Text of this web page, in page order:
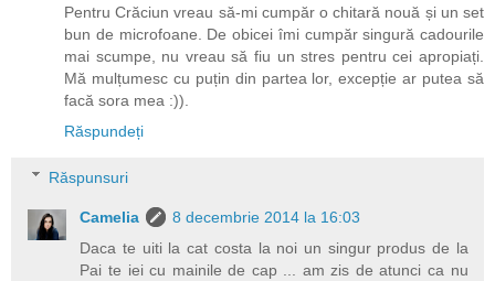
Pentru Crăciun vreau să-mi cumpăr o chitară nouă și un set
bun de microfoane. De obicei îmi cumpăr singură cadourile
mai scumpe, nu vreau să fiu un stres pentru cei apropiați.
Mă mulțumesc cu puțin din partea lor, excepție ar putea să
facă sora mea :)).
Răspundeți
Răspunsuri
Camelia
8 decembrie 2014 la 16:03
Daca te uiti la cat costa la noi un singur produs de la
Pai te iei cu mainile de cap ... am zis de atunci ca nu